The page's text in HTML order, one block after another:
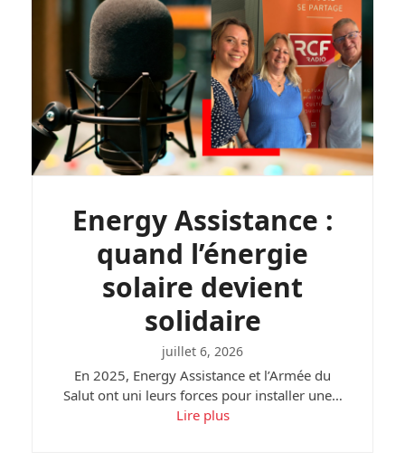
Energy Assistance :
quand l’énergie
solaire devient
solidaire
juillet 6, 2026
En 2025, Energy Assistance et l’Armée du
Salut ont uni leurs forces pour installer une…
Lire plus